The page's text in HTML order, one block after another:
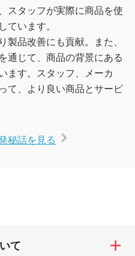
スタッフが実際に商品を使
ています。
製品改善にも貢献。また、
通じて、商品の背景にある
ます。スタッフ、メーカ
て、より良い商品とサービ
秘話を見る
て